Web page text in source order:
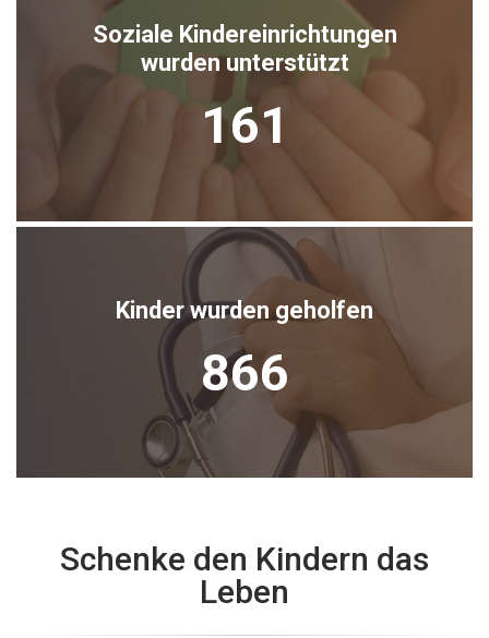
Soziale Kindereinrichtungen
wurden unterstützt
161
Kinder wurden geholfen
866
Schenke den Kindern das
Leben